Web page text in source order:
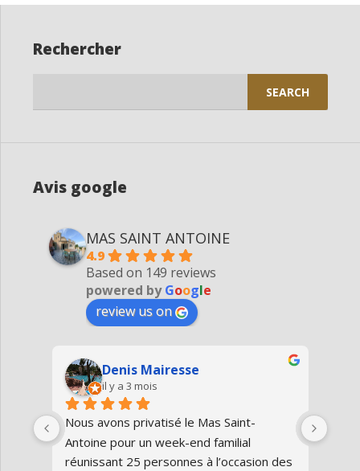
Rechercher
Avis google
MAS SAINT ANTOINE
4.9
Based on 149 reviews
powered byGoogle
review us on
Denis Mairesse
il y a 3 mois
Nous avons privatisé le Mas Saint-
Antoine pour un week-end familial
réunissant 25 personnes à l’occasion des